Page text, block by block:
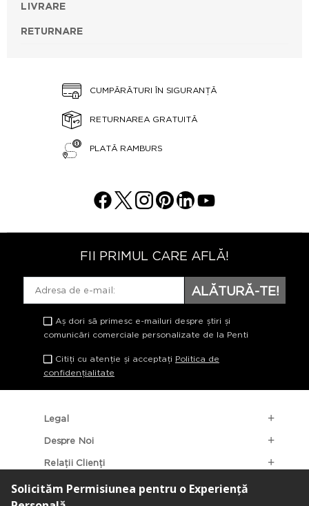
LIVRARE
RETURNARE
CUMPĂRĂTURI ÎN SIGURANȚĂ
RETURNAREA GRATUITĂ
PLATĂ RAMBURS
FII PRIMUL CARE AFLĂ!
ALĂTURĂ-TE!
Aș dori să primesc e-mailuri despre știri și
comunicări comerciale personalizate de la Penti
Citiți cu atenție și acceptați Politica de
confidențialitate
Legal
Despre Noi
Relații Clienți
Categorii Populare